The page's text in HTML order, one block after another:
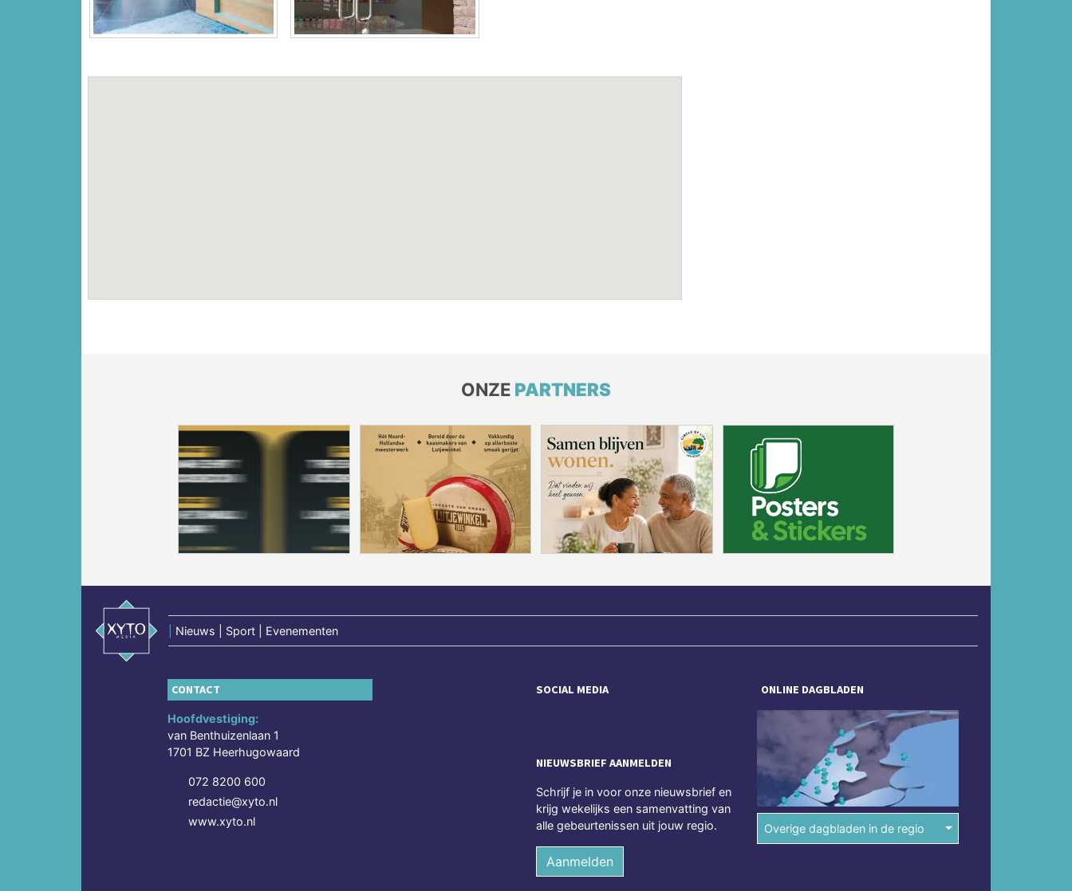
ONZE PARTNERS
Nieuws | Sport | Evenementen
CONTACT
Hoofdvestiging:
van Benthuizenlaan 1
1701 BZ Heerhugowaard
072 8200 600
redactie@xyto.nl
www.xyto.nl
SOCIAL MEDIA
NIEUWSBRIEF AANMELDEN
Schrijf je in voor onze nieuwsbrief en
krijg wekelijks een samenvatting van
alle gebeurtenissen uit jouw regio.
Aanmelden
ONLINE DAGBLADEN
Overige dagbladen in de regio